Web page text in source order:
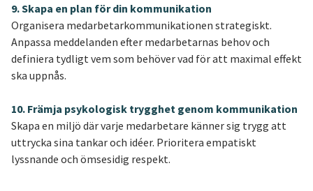
9. Skapa en plan för din kommunikation
Organisera medarbetarkommunikationen strategiskt.
Anpassa meddelanden efter medarbetarnas behov och
definiera tydligt vem som behöver vad för att maximal effekt
ska uppnås.
10. Främja psykologisk trygghet genom kommunikation
Skapa en miljö där varje medarbetare känner sig trygg att
uttrycka sina tankar och idéer. Prioritera empatiskt
lyssnande och ömsesidig respekt.